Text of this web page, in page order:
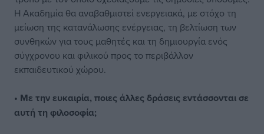
Η Ακαδημία θα αναβαθμιστεί ενεργειακά, με στόχο τη
μείωση της κατανάλωσης ενέργειας, τη βελτίωση των
συνθηκών για τους μαθητές και τη δημιουργία ενός
σύγχρονου και φιλικού προς το περιβάλλον
εκπαιδευτικού χώρου.
• Με την ευκαιρία, ποιες άλλες δράσεις εντάσσονται σε
αυτή τη φιλοσοφία;